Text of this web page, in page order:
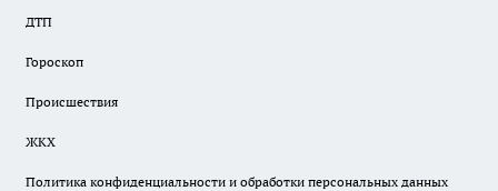
ДТП
Гороскоп
Происшествия
ЖКХ
Политика конфиденциальности и обработки персональных данных